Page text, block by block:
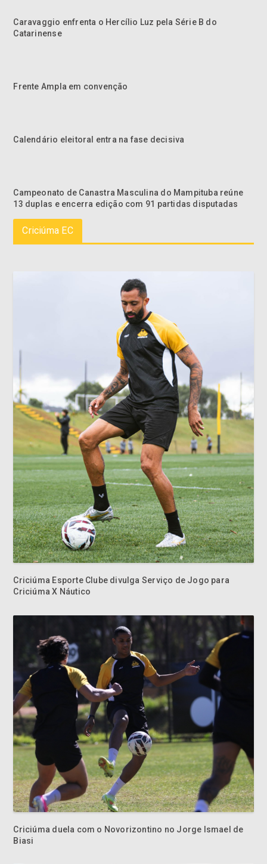
Caravaggio enfrenta o Hercílio Luz pela Série B do
Catarinense
Frente Ampla em convenção
Calendário eleitoral entra na fase decisiva
Campeonato de Canastra Masculina do Mampituba reúne
13 duplas e encerra edição com 91 partidas disputadas
Criciúma EC
Criciúma Esporte Clube divulga Serviço de Jogo para
Criciúma X Náutico
Criciúma duela com o Novorizontino no Jorge Ismael de
Biasi